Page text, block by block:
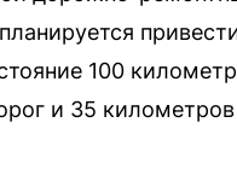
100
и 35 километров